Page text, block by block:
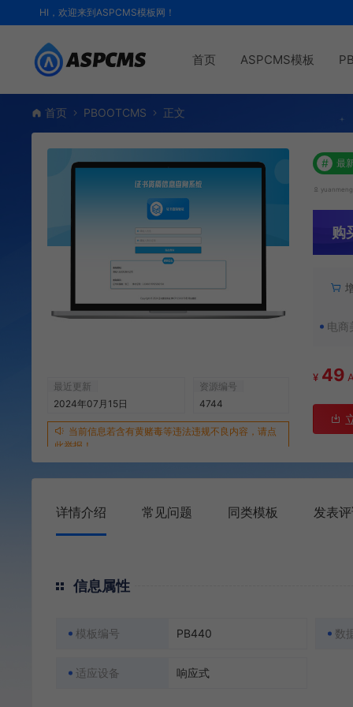
HI，欢迎来到ASPCMS模板网！
首页 ASPCMS模板
首页 PBOOTCMS 正文
最近更新
2024年07月15日
资源编号
4744
当前信息若含有黄赌毒等违法违规不良内容，请点
此举报！
# 最
yuanmeng
购
电商
¥ 49
详情介绍 常见问题 同类模板 发表
信息属性
模板编号 PB440 数
适应设备 响应式